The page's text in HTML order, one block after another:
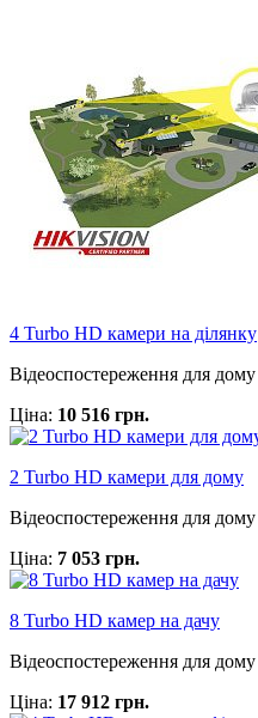
4 Turbo HD камери на ділянку
Відеоспостереження для дому
Ціна: 10 516 грн.
2 Turbo HD камери для дому
Відеоспостереження для дому
Ціна: 7 053 грн.
8 Turbo HD камер на дачу
Відеоспостереження для дому
Ціна: 17 912 грн.